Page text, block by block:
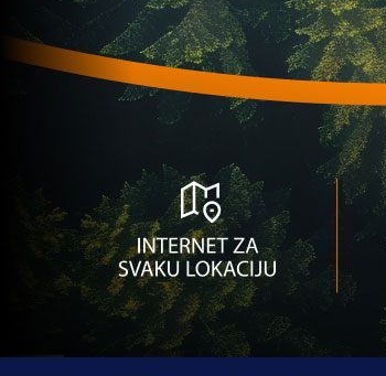
Ovo niko nije očekivao:
Nikola Vasilj iznenadio
izborom novog kluba!
A Selekcija
Jovo Lukić ima novi klub:
Trener Cluja praktično
potvrdio veliki transfer!
3 dan 20 h
A Selekcija